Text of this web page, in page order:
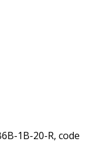
1B-20-R, code